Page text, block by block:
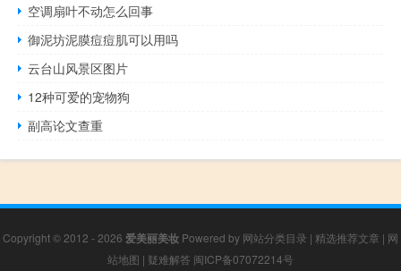
空调扇叶不动怎么回事
御泥坊泥膜痘痘肌可以用吗
云台山风景区图片
12种可爱的宠物狗
副高论文查重
Copyright © 2012 - 2026 爱美丽美妆 Powered by 网站分类目录 | 精选推荐文章 | 网
站地图 | 疑难解答 闽ICP备07072214号